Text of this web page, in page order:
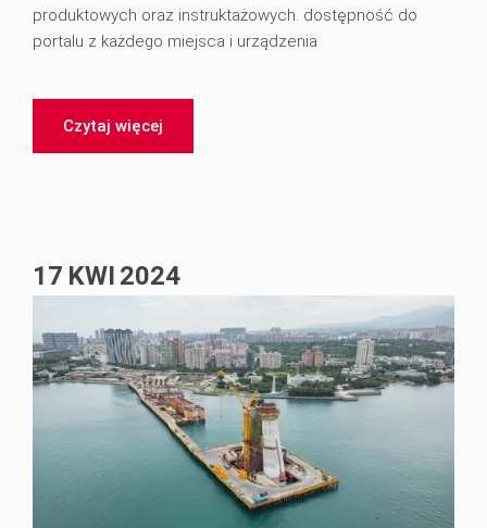
produktowych oraz instruktażowych. dostępność do
portalu z każdego miejsca i urządzenia
Czytaj więcej
17 KWI 2024